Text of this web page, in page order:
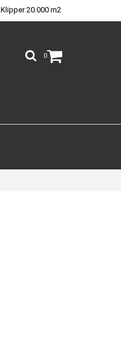
Klipper 20.000 m2
0